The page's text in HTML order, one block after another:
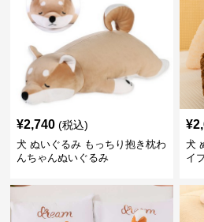
¥2,740 (税込)
犬 ぬいぐるみ もっちり抱き枕わ
んちゃんぬいぐるみ
¥
犬
イ